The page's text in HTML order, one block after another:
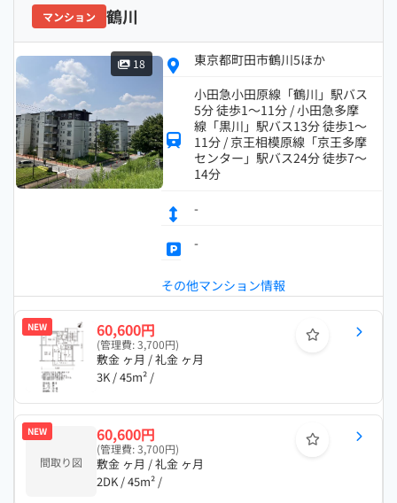
マンション 鶴川
18
東京都町田市鶴川5ほか
小田急小田原線「鶴川」駅バス
5分 徒歩1～11分 / 小田急多摩
線「黒川」駅バス13分 徒歩1～
11分 / 京王相模原線「京王多摩
センター」駅バス24分 徒歩7～
14分
-
-
その他マンション情報
NEW 60,600円
(管理費: 3,700円)
敷金 ヶ月 / 礼金 ヶ月
3K / 45m² /
NEW
間取り図
60,600円
(管理費: 3,700円)
敷金 ヶ月 / 礼金 ヶ月
2DK / 45m² /